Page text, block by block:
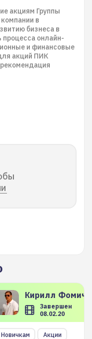
акциям Группы
в
бизнеса в
процесса онлайн-
и финансовые
акций ПИК
Кирилл
Завершен
08.02.20
Новичкам
Акции